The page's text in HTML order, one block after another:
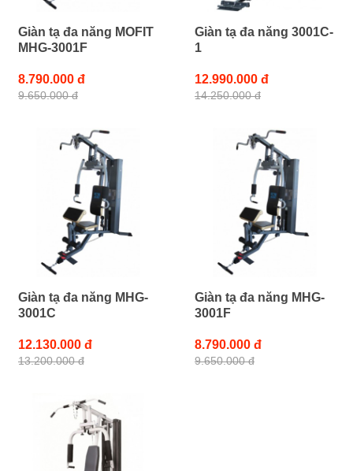
Giàn tạ đa năng MOFIT
MHG-3001F
8.790.000 đ
9.650.000 đ
Giàn tạ đa năng 3001C-
1
12.990.000 đ
14.250.000 đ
Giàn tạ đa năng MHG-
3001C
12.130.000 đ
13.200.000 đ
Giàn tạ đa năng MHG-
3001F
8.790.000 đ
9.650.000 đ